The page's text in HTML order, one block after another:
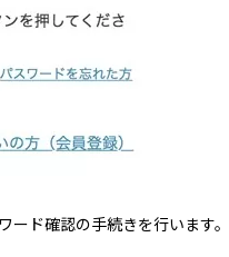
ド確認の手続きを行います。